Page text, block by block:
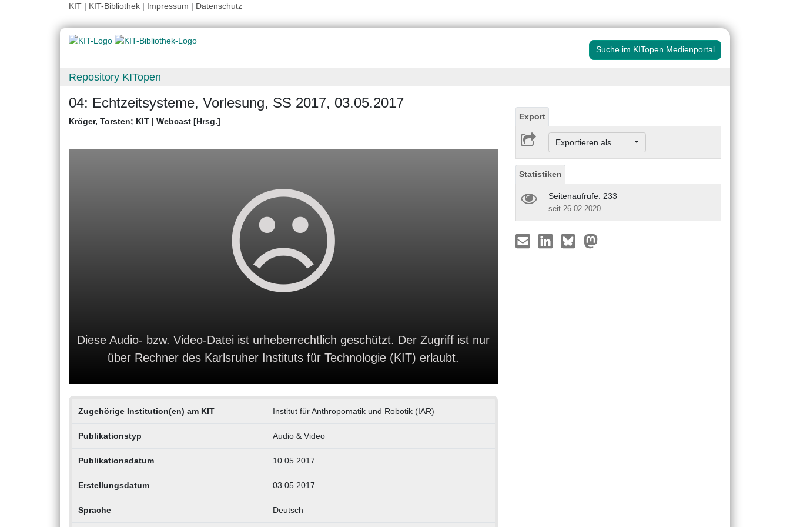
KIT | KIT-Bibliothek | Impressum | Datenschutz
Suche im KITopen Medienportal
Repository KITopen
04: Echtzeitsysteme, Vorlesung, SS 2017, 03.05.2017
Kröger, Torsten; KIT | Webcast [Hrsg.]
Diese Audio- bzw. Video-Datei ist urheberrechtlich geschützt. Der Zugriff ist nur
über Rechner des Karlsruher Instituts für Technologie (KIT) erlaubt.
Zugehörige Institution(en) am KIT Institut für Anthropomatik und Robotik (IAR)
Publikationstyp Audio & Video
Publikationsdatum 10.05.2017
Erstellungsdatum 03.05.2017
Sprache Deutsch
Export
Exportieren als ...
Statistiken
Seitenaufrufe: 233
seit 26.02.2020